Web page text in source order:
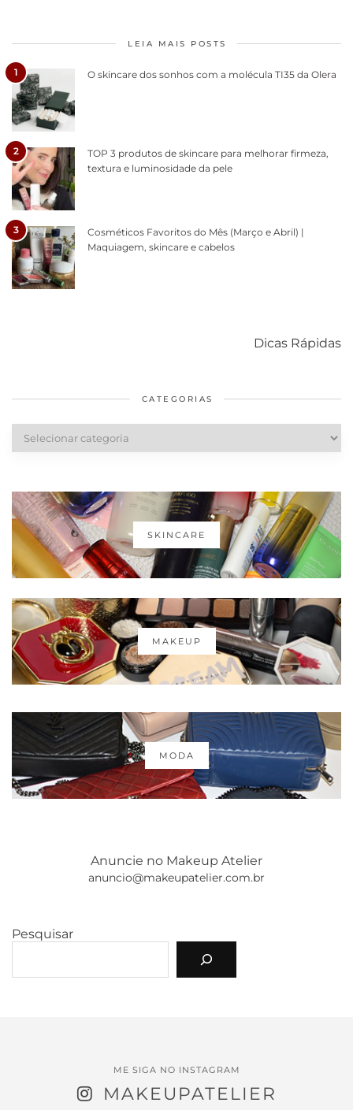
LEIA MAIS POSTS
1 O skincare dos sonhos com a molécula TI35 da Olera
2
TOP 3 produtos de skincare para melhorar firmeza,
textura e luminosidade da pele
3
Cosméticos Favoritos do Mês (Março e Abril) |
Maquiagem, skincare e cabelos
Dicas Rápidas
diários
cabelos
CATEGORIAS
SKINCARE
MAKEUP
MODA
Anuncie no Makeup Atelier
anuncio@makeupatelier.com.br
Pesquisar
ME SIGA NO INSTAGRAM
MAKEUPATELIER